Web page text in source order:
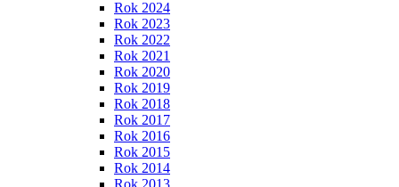
Rok 2024
Rok 2023
Rok 2022
Rok 2021
Rok 2020
Rok 2019
Rok 2018
Rok 2017
Rok 2016
Rok 2015
Rok 2014
Rok 2013